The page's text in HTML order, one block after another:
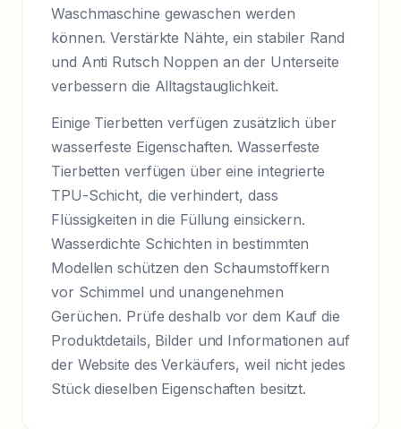
Waschmaschine gewaschen werden
können. Verstärkte Nähte, ein stabiler Rand
und Anti Rutsch Noppen an der Unterseite
verbessern die Alltagstauglichkeit.
Einige Tierbetten verfügen zusätzlich über
wasserfeste Eigenschaften. Wasserfeste
Tierbetten verfügen über eine integrierte
TPU-Schicht, die verhindert, dass
Flüssigkeiten in die Füllung einsickern.
Wasserdichte Schichten in bestimmten
Modellen schützen den Schaumstoffkern
vor Schimmel und unangenehmen
Gerüchen. Prüfe deshalb vor dem Kauf die
Produktdetails, Bilder und Informationen auf
der Website des Verkäufers, weil nicht jedes
Stück dieselben Eigenschaften besitzt.